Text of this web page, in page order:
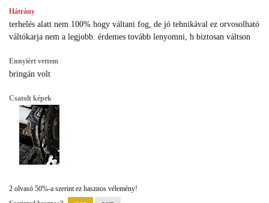
Hátrány
terhelés alatt nem 100% hogy váltani fog, de jó tehnikával ez orvosolható
váltókarja nem a legjobb. érdemes tovább lenyomni, h biztosan váltson
Ennyiért vettem
bringán volt
Csatolt képek
2 olvasó 50%-a szerint ez hasznos vélemény!